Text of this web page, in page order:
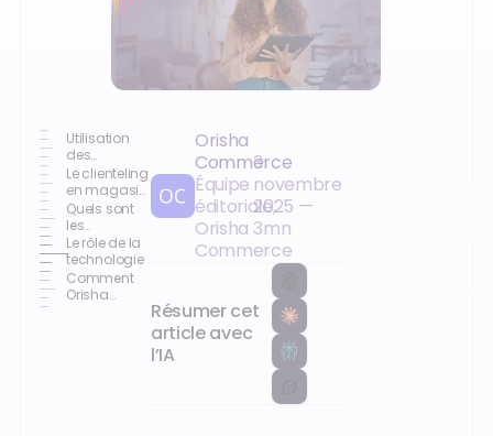
Utilisation
des
informations
clients
Le clienteling
en magasin
physique
Quels sont
les
avantages
du
clienteling ?
Le rôle de la
technologie
Comment
Orisha
Orisha
Commerce
Équipe
éditoriale,
Orisha
Commerce
3
novembre
2025 —
3mn
Résumer cet
article avec
l’IA